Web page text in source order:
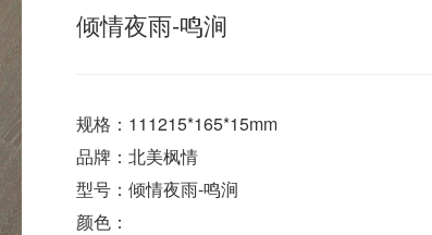
倾情夜雨-鸣涧
规格：111215*165*15mm
品牌：北美枫情
型号：倾情夜雨-鸣涧
颜色：